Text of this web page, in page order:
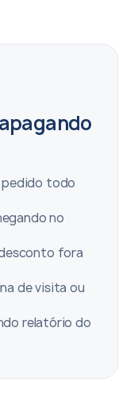
todo
no
fora
de visita ou
relatório do